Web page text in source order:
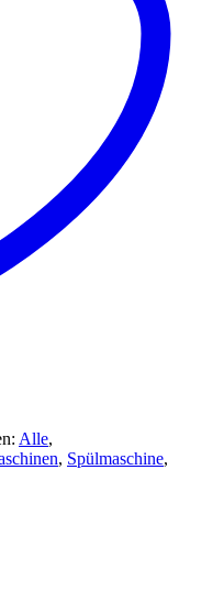
Alle,
, Spülmaschine,